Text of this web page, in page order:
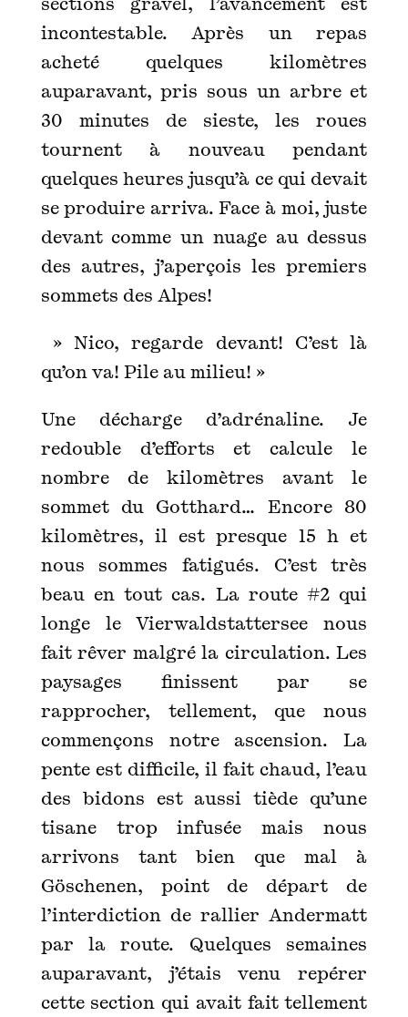
incontestable. Après un repas
acheté quelques kilomètres
auparavant, pris sous un arbre et
30 minutes de sieste, les roues
tournent à nouveau pendant
quelques heures jusqu’à ce qui devait
se produire arriva. Face à moi, juste
devant comme un nuage au dessus
des autres, j’aperçois les premiers
sommets des Alpes!
» Nico, regarde devant! C’est là
qu’on va! Pile au milieu! »
Une décharge d’adrénaline. Je
redouble d’efforts et calcule le
nombre de kilomètres avant le
sommet du Gotthard… Encore 80
kilomètres, il est presque 15 h et
nous sommes fatigués. C’est très
beau en tout cas. La route #2 qui
longe le Vierwaldstattersee nous
fait rêver malgré la circulation. Les
paysages finissent par se
rapprocher, tellement, que nous
commençons notre ascension. La
pente est difficile, il fait chaud, l’eau
des bidons est aussi tiède qu’une
tisane trop infusée mais nous
arrivons tant bien que mal à
Göschenen, point de départ de
l’interdiction de rallier Andermatt
par la route. Quelques semaines
auparavant, j’étais venu repérer
cette section qui avait fait tellement